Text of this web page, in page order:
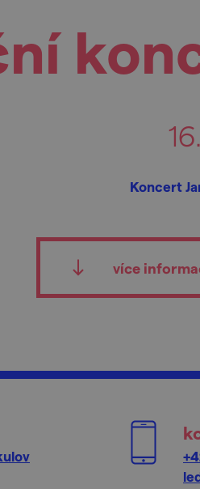
Koncert
více